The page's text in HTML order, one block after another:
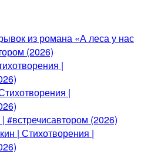
из романа «А леса у нас
(2026)
|
|
#встречисавтором (2026)
| Стихотворения |